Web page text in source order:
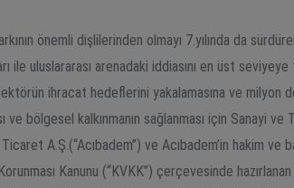
önemli dişlilerinden olmayı 7.yılında da
uluslararası arenadaki iddiasını en üst seviyeye
ihracat hedeflerini yakalamasına ve milyon
bölgesel kalkınmanın sağlanması için Sanayi ve
A.Ş.(“Acıbadem”) ve Acıbadem’in hakim ve
Kanunu (“KVKK”) çerçevesinde